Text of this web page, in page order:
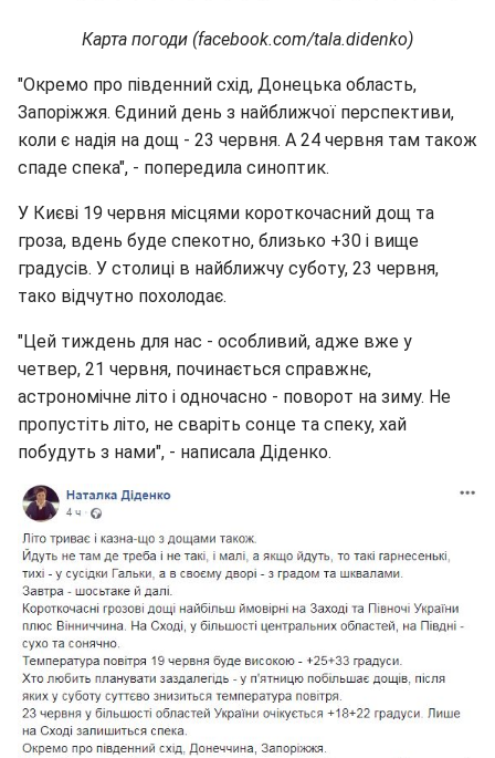
Карта погоди (facebook.com/tala.didenko)
"Окремо про південний схід, Донецька область,
Запоріжжя. Єдиний день з найближчої перспективи,
коли є надія на дощ - 23 червня. А 24 червня там також
спаде спека", - попередила синоптик.
У Києві 19 червня місцями короткочасний дощ та
гроза, вдень буде спекотно, близько +30 і вище
градусів. У столиці в найближчу суботу, 23 червня,
тако відчутно похолодає.
"Цей тиждень для нас - особливий, адже вже у
четвер, 21 червня, починається справжнє,
астрономічне літо і одночасно - поворот на зиму. Не
пропустіть літо, не сваріть сонце та спеку, хай
побудуть з нами", - написала Діденко.